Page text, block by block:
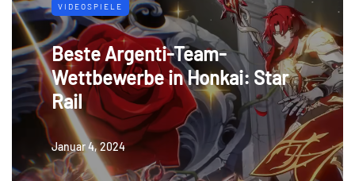
VIDEOSPIELE
Beste Argenti-Team-
Wettbewerbe in Honkai: Star
Rail
Januar 4, 2024